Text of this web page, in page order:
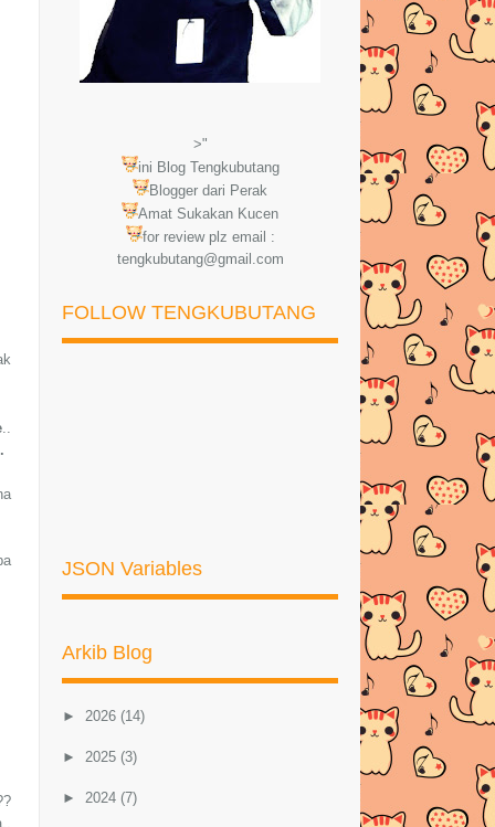
..
>"
ini Blog Tengkubutang
Blogger dari Perak
Amat Sukakan Kucen
for review plz email :
tengkubutang@gmail.com
FOLLOW TENGKUBUTANG
JSON Variables
Arkib Blog
► 2026 (14)
► 2025 (3)
► 2024 (7)